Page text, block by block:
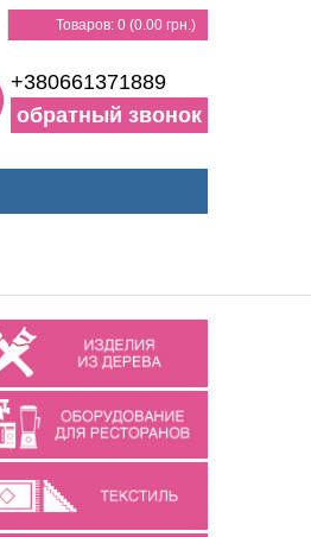
Товаров: 0 (0.00 грн.)
+380661371889
обратный звонок